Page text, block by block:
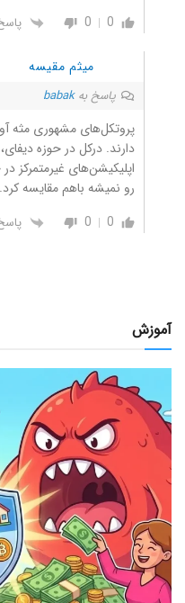
0
0
میثم مقیسه
پاسخ بهbabak
پروتکل‌های مشهوری مثه
دارند. درکل در حوزه
اپلیکیشن‌های غیرمتمرکز
رو نمیشه باهم مقایسه کرد.
0
0
آموزش